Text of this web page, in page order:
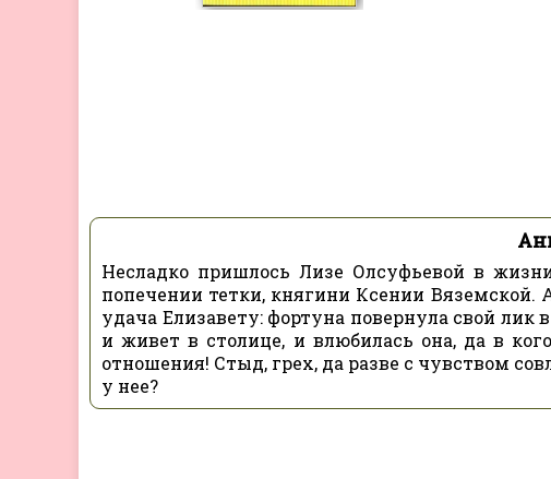
Несладко пришлось Лизе Олсуфьевой в
попечении тетки, княгини Ксении
удача Елизавету: фортуна повернула свой лик
и живет в столице, и влюбилась она, да в
отношения! Стыд, грех, да разве с чувством
у нее?